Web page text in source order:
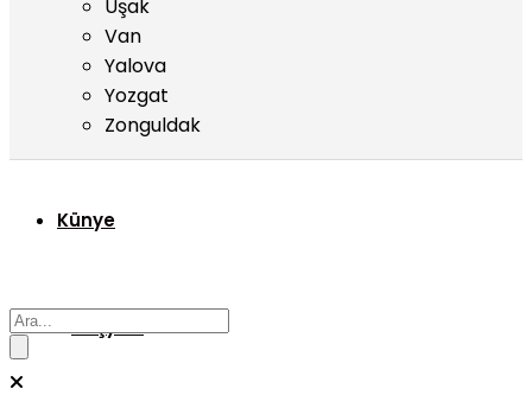
Uşak
Van
Yalova
Yozgat
Zonguldak
Künye
Başyazı